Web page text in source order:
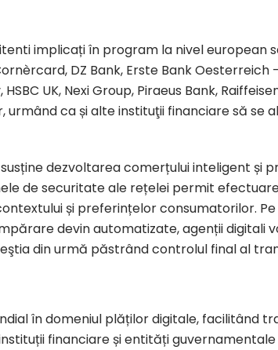
implicați în program la nivel european
DZ Bank, Erste Bank Oesterreich
UK, Nexi Group, Piraeus Bank,
urmând ca și alte instituţii financiare să se
dezvoltarea comerțului inteligent și
de securitate ale rețelei permit
și preferințelor consumatorilor.
devin automatizate, agenții digitali
din urmă păstrând controlul final al
în domeniul plăților digitale, facilitând
financiare și entități